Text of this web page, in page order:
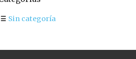
Sin categoría